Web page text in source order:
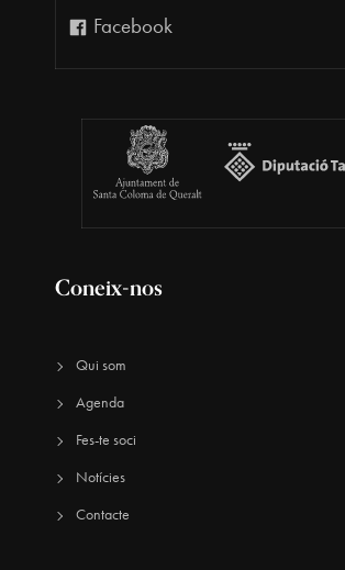
Facebook
Coneix-nos
Qui som
Agenda
Fes-te soci
Notícies
Contacte